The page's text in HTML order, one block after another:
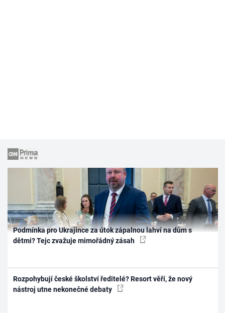
Podmínka pro Ukrajince za útok zápalnou lahví na dům s
dětmi? Tejc zvažuje mimořádný zásah
Rozpohybují české školství ředitelé? Resort věří, že nový
nástroj utne nekonečné debaty